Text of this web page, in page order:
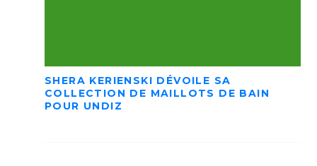
SHERA KERIENSKI DÉVOILE SA
COLLECTION DE MAILLOTS DE BAIN
POUR UNDIZ